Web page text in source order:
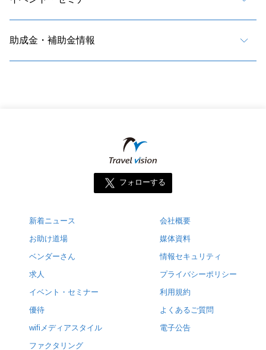
助成金・補助金情報
フォローする
新着ニュース
お助け道場
ベンダーさん
求人
イベント・セミナー
優待
wifiメディアスタイル
ファクタリング
会社概要
媒体資料
情報セキュリティ
プライバシーポリシー
利用規約
よくあるご質問
電子公告